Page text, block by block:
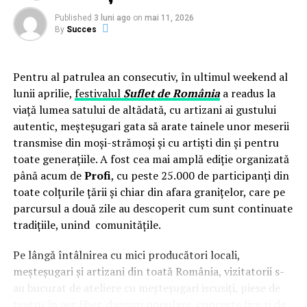
șantiere izolate, acolo unde rețeaua publică de energie electrică
lipsește sau este insuficientă, iar soluțiile clasice de alimentare —
Centrala fotovoltaică fixă, ca alternativă, presupune un parcurs
birocratic de minimum șase luni — autorizație de construcție,
racord la rețea, aviz ANRE — și o instalare permanentă într-o
singură locație, în contradicție cu specificul șantierelor mobile
care se relochează de la un proiect la altul.
Centrala fotovoltaică mobilălivrată de UZINEX rezolvă
simultan ambele probleme: este integrată într-un container
transportabil, nu necesită autorizație de construcție și se redislocă
împreună cu echipa client la fiecare nou șantier.
Published 3 luni ago on mai 11, 2026
By Succes
Pentru al patrulea an consecutiv, în ultimul weekend al
lunii aprilie, festivalul Suflet de Româniaa readus la
viață lumea satului de altădată, cu artizani ai gustului
autentic, meșteșugari gata să arate tainele unor meserii
transmise din moși-strămoși și cu artiști din și pentru
toate generațiile. A fost cea mai amplă ediție organizată
până acum deProfi, cu peste 25.000 de participanți din
toate colțurile țării și chiar din afara granițelor, care pe
parcursul a două zile au descoperit cum sunt continuate
tradițiile, unind comunitățile.
Pe lângă întâlnirea cu mici producători locali,
meșteșugari și artizani din toată România, vizitatorii s-
au bucurat de ateliere cu meșteșugari iscusiți, piese de